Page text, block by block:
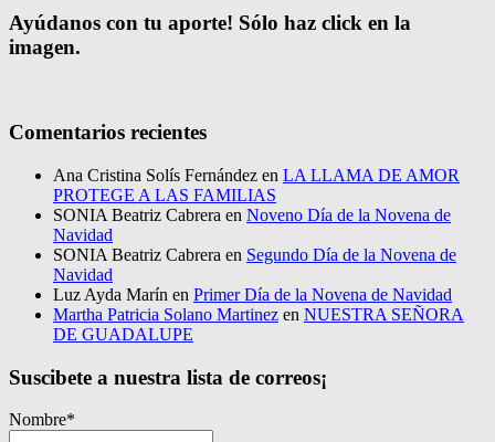
Ayúdanos con tu aporte! Sólo haz click en la
imagen.
Comentarios recientes
Ana Cristina Solís Fernández en LA LLAMA DE AMOR
PROTEGE A LAS FAMILIAS
SONIA Beatriz Cabrera en Noveno Día de la Novena de
Navidad
SONIA Beatriz Cabrera en Segundo Día de la Novena de
Navidad
Luz Ayda Marín en Primer Día de la Novena de Navidad
Martha Patricia Solano Martinez en NUESTRA SEÑORA
DE GUADALUPE
Suscibete a nuestra lista de correos¡
Nombre*